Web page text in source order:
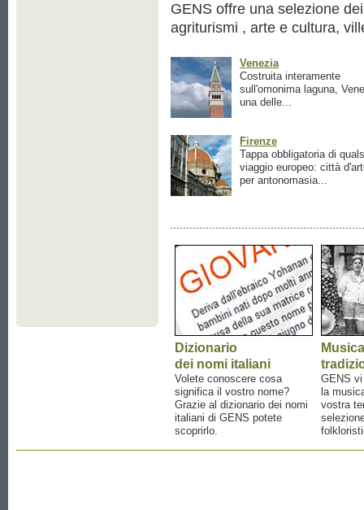
GENS offre una selezione
agriturismi , arte e cultura,
Venezia
Costruita interamente
sull'omonima laguna,
una delle...
Firenze
Tappa obbligatoria di
viaggio europeo: città
per antonomasia...
Dizionario
dei nomi italiani
Volete conoscere cosa
significa il vostro nome?
Grazie al dizionario dei nomi
italiani di GENS potete
scoprirlo.
Musica
GENS
la
vostra